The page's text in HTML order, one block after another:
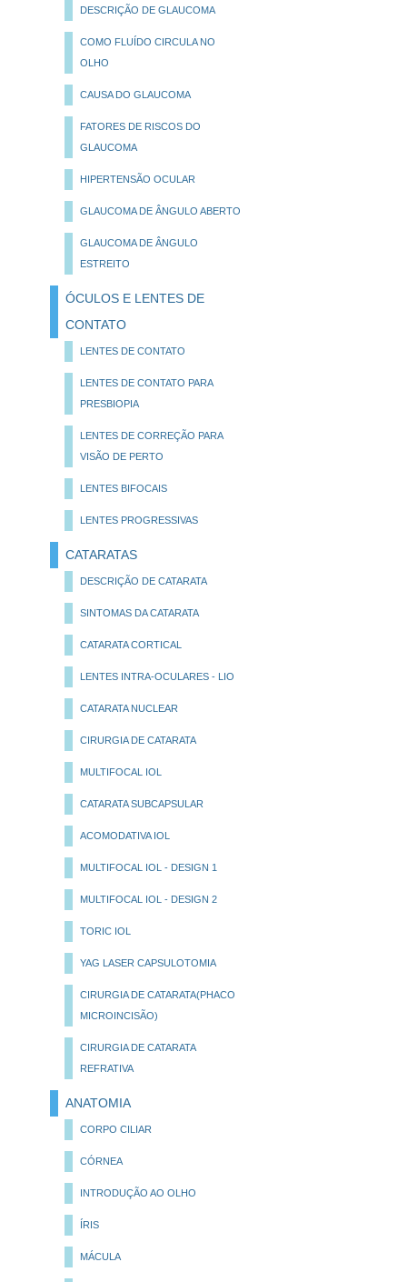
DESCRIÇÃO DE GLAUCOMA
COMO FLUÍDO CIRCULA NO
OLHO
CAUSA DO GLAUCOMA
FATORES DE RISCOS DO
GLAUCOMA
HIPERTENSÃO OCULAR
GLAUCOMA DE ÂNGULO ABERTO
GLAUCOMA DE ÂNGULO
ESTREITO
ÓCULOS E LENTES DE
CONTATO
LENTES DE CONTATO
LENTES DE CONTATO PARA
PRESBIOPIA
LENTES DE CORREÇÃO PARA
VISÃO DE PERTO
LENTES BIFOCAIS
LENTES PROGRESSIVAS
CATARATAS
DESCRIÇÃO DE CATARATA
SINTOMAS DA CATARATA
CATARATA CORTICAL
LENTES INTRA-OCULARES - LIO
CATARATA NUCLEAR
CIRURGIA DE CATARATA
MULTIFOCAL IOL
CATARATA SUBCAPSULAR
ACOMODATIVA IOL
MULTIFOCAL IOL - DESIGN 1
MULTIFOCAL IOL - DESIGN 2
TORIC IOL
YAG LASER CAPSULOTOMIA
CIRURGIA DE CATARATA(PHACO
MICROINCISÃO)
CIRURGIA DE CATARATA
REFRATIVA
ANATOMIA
CORPO CILIAR
CÓRNEA
INTRODUÇÃO AO OLHO
ÍRIS
MÁCULA